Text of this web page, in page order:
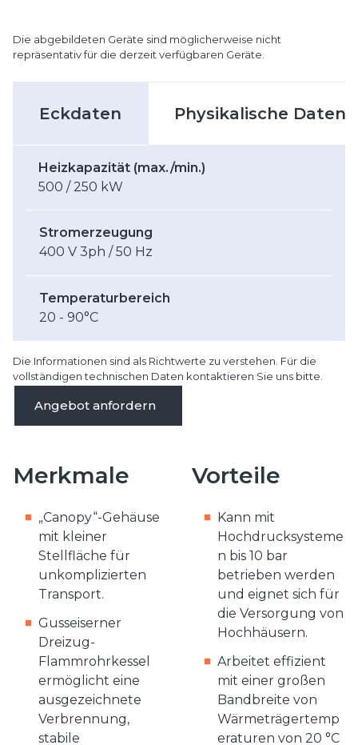
Die abgebildeten Geräte sind möglicherweise nicht
repräsentativ für die derzeit verfügbaren Geräte.
Eckdaten Physikalische Daten
Heizkapazität (max./min.)
500 / 250 kW
Stromerzeugung
400 V 3ph / 50 Hz
Temperaturbereich
20 - 90°C
Die Informationen sind als Richtwerte zu verstehen. Für die
vollständigen technischen Daten kontaktieren Sie uns bitte.
Angebot anfordern
Merkmale
„Canopy“-Gehäuse
mit kleiner
Stellfläche für
unkomplizierten
Transport.
Gusseiserner
Dreizug-
Flammrohrkessel
ermöglicht eine
ausgezeichnete
Verbrennung,
stabile
Vorteile
Kann mit
Hochdrucksysteme
n bis 10 bar
betrieben werden
und eignet sich für
die Versorgung von
Hochhäusern.
Arbeitet effizient
mit einer großen
Bandbreite von
Wärmeträgertemp
eraturen von 20 °C